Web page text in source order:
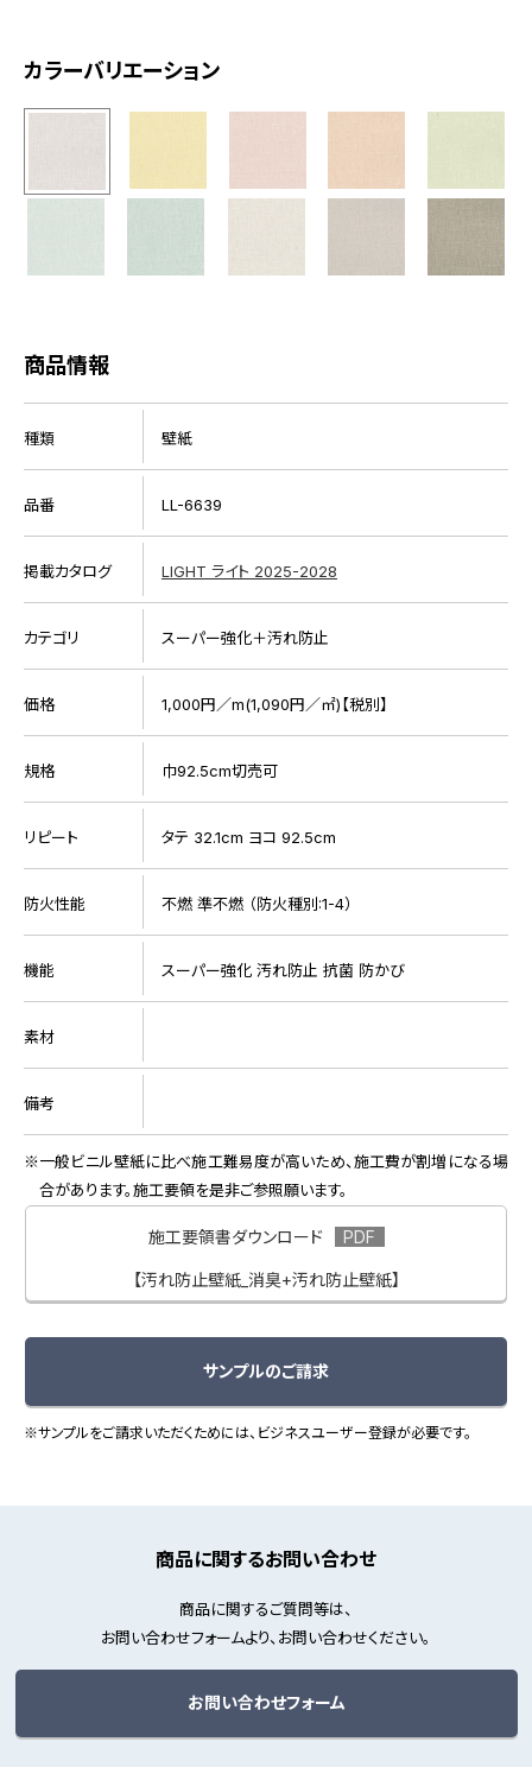
カラーバリエーション
商品情報
種類 壁紙
品番 LL-6639
掲載カタログ LIGHT ライト 2025-2028
カテゴリ スーパー強化＋汚れ防止
価格 1,000円／m(1,090円／㎡)【税別】
規格 巾92.5cm切売可
リピート タテ 32.1cm ヨコ 92.5cm
防火性能 不燃 準不燃 （防火種別:1-4）
機能 スーパー強化 汚れ防止 抗菌 防かび
素材
備考
一般ビニル壁紙に比べ施工難易度が高いため、施工費が割増になる場
合があります。施工要領を是非ご参照願います。
施工要領書ダウンロード
【汚れ防止壁紙_消臭+汚れ防止壁紙】
サンプルのご請求
※サンプルをご請求いただくためには、ビジネスユーザー登録が必要です。
商品に関するお問い合わせ
商品に関するご質問等は、
お問い合わせフォームより、お問い合わせください。
お問い合わせフォーム